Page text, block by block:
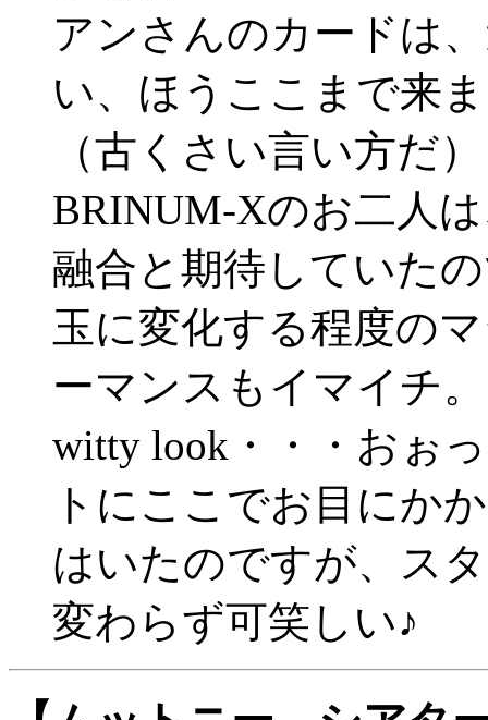
アンさんのカードは
い、ほうここまで来
（古くさい言い方だ
BRINUM-Xのお二人
融合と期待していた
玉に変化する程度の
ーマンスもイマイチ。
witty look・・・おぉ
トにここでお目にか
はいたのですが、ス
変わらず可笑しい♪